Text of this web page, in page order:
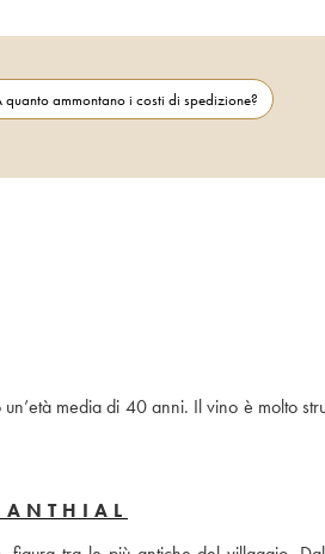
quanto ammontano i costi di spedizione?
media di 40 anni. Il vino è molto